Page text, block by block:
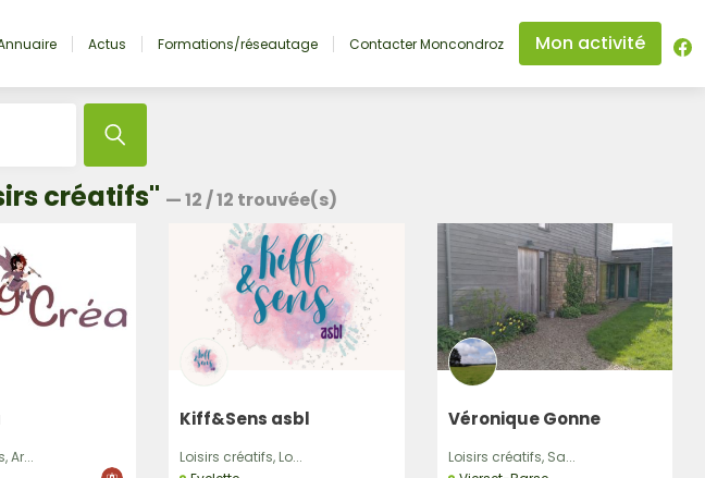
Actus Formations/réseautage Contacter Moncondroz Mon activité
créatifs" —12/12 trouvée(s)
Ar...
Kiff&Sens asbl
Loisirs créatifs, Lo...
Véronique Gonne
Loisirs créatifs, Sa...